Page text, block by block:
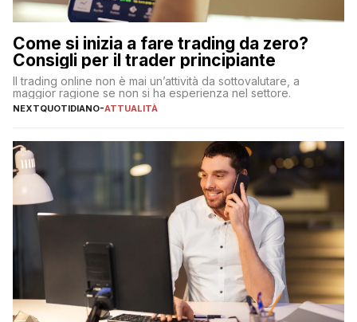
Come si inizia a fare trading da zero?
Consigli per il trader principiante
Il trading online non è mai un’attività da sottovalutare, a
maggior ragione se non si ha esperienza nel settore.
NEXTQUOTIDIANO-ATTUALITÀ